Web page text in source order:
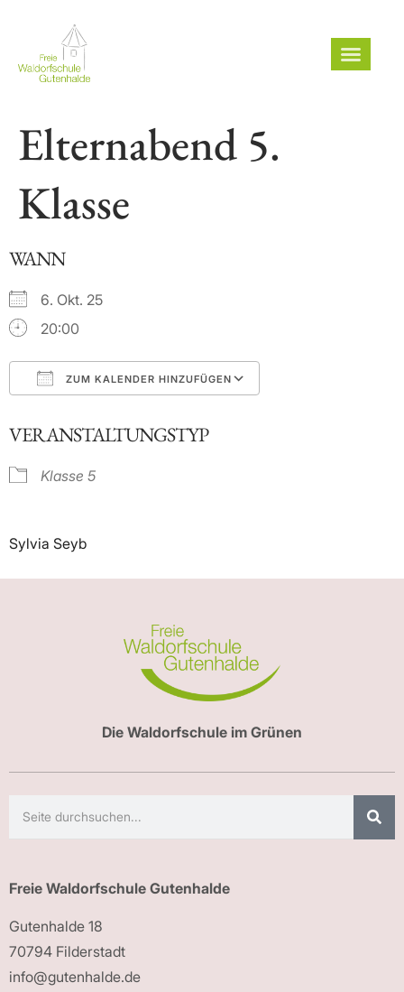
Elternabend 5.
Klasse
WANN
6. Okt. 25
20:00
ZUM KALENDER HINZUFÜGEN
VERANSTALTUNGSTYP
Klasse 5
Sylvia Seyb
Die Waldorfschule im Grünen
Freie Waldorfschule Gutenhalde
Gutenhalde 18
70794 Filderstadt
info@gutenhalde.de